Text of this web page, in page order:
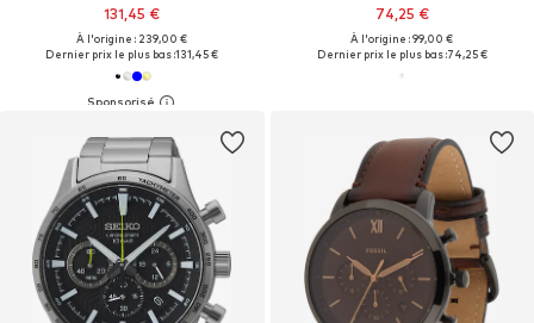
131,45 €
À l'origine : 239,00 €
Dernier prix le plus bas :131,45 €
74,25 €
À l'origine : 99,00 €
Dernier prix le plus bas :74,25 €